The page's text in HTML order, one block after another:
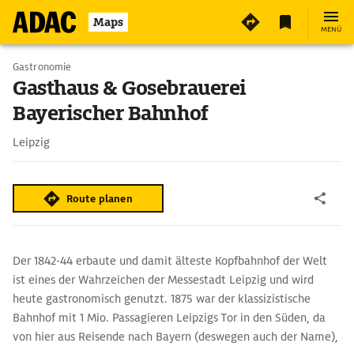
Maps MENÜ
Gastronomie
Gasthaus & Gosebrauerei
Bayerischer Bahnhof
Leipzig
Route planen
Der 1842-44 erbaute und damit älteste Kopfbahnhof der Welt
ist eines der Wahrzeichen der Messestadt Leipzig und wird
heute gastronomisch genutzt. 1875 war der klassizistische
Bahnhof mit 1 Mio. Passagieren Leipzigs Tor in den Süden, da
von hier aus Reisende nach Bayern (deswegen auch der Name),